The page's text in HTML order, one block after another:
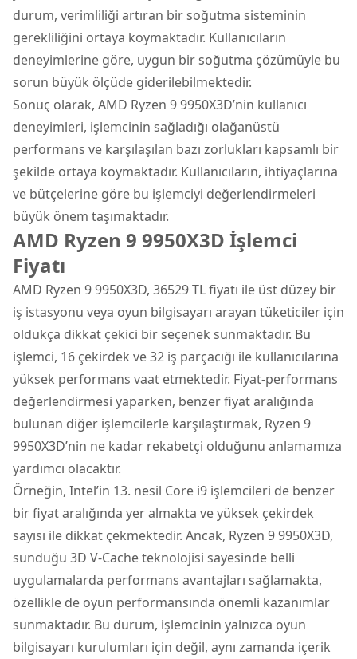
durum, verimliliği artıran bir soğutma sisteminin
gerekliliğini ortaya koymaktadır. Kullanıcıların
deneyimlerine göre, uygun bir soğutma çözümüyle bu
sorun büyük ölçüde giderilebilmektedir.
Sonuç olarak, AMD Ryzen 9 9950X3D’nin kullanıcı
deneyimleri, işlemcinin sağladığı olağanüstü
performans ve karşılaşılan bazı zorlukları kapsamlı bir
şekilde ortaya koymaktadır. Kullanıcıların, ihtiyaçlarına
ve bütçelerine göre bu işlemciyi değerlendirmeleri
büyük önem taşımaktadır.
AMD Ryzen 9 9950X3D İşlemci
Fiyatı
AMD Ryzen 9 9950X3D, 36529 TL fiyatı ile üst düzey bir
iş istasyonu veya oyun bilgisayarı arayan tüketiciler için
oldukça dikkat çekici bir seçenek sunmaktadır. Bu
işlemci, 16 çekirdek ve 32 iş parçacığı ile kullanıcılarına
yüksek performans vaat etmektedir. Fiyat-performans
değerlendirmesi yaparken, benzer fiyat aralığında
bulunan diğer işlemcilerle karşılaştırmak, Ryzen 9
9950X3D’nin ne kadar rekabetçi olduğunu anlamamıza
yardımcı olacaktır.
Örneğin, Intel’in 13. nesil Core i9 işlemcileri de benzer
bir fiyat aralığında yer almakta ve yüksek çekirdek
sayısı ile dikkat çekmektedir. Ancak, Ryzen 9 9950X3D,
sunduğu 3D V-Cache teknolojisi sayesinde belli
uygulamalarda performans avantajları sağlamakta,
özellikle de oyun performansında önemli kazanımlar
sunmaktadır. Bu durum, işlemcinin yalnızca oyun
bilgisayarı kurulumları için değil, aynı zamanda içerik